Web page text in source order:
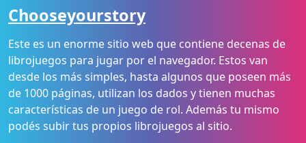
Chooseyourstory
Este es un enorme sitio web que contiene decenas de
librojuegos para jugar por el navegador. Estos van
desde los más simples, hasta algunos que poseen más
de 1000 páginas, utilizan los dados y tienen muchas
características de un juego de rol. Además tu mismo
podés subir tus propios librojuegos al sitio.